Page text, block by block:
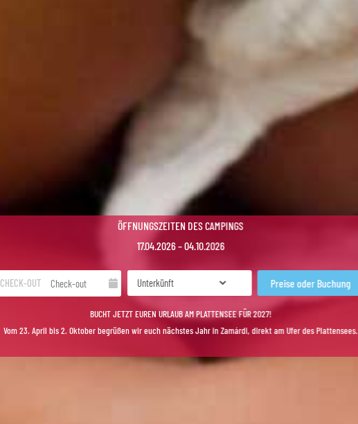
ÖFFNUNGSZEITEN DES CAMPINGS
17.04.2026 – 04.10.2026
CHECK-OUT
BUCHT JETZT EUREN URLAUB AM PLATTENSEE FÜR 2027!
Vom 23. April bis 2. Oktober begrüßen wir euch nächstes Jahr in Zamárdi, direkt am Ufer des Plattensees.